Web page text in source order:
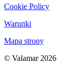
Cookie Policy
Warunki
Mapa strony
© Valamar 2026